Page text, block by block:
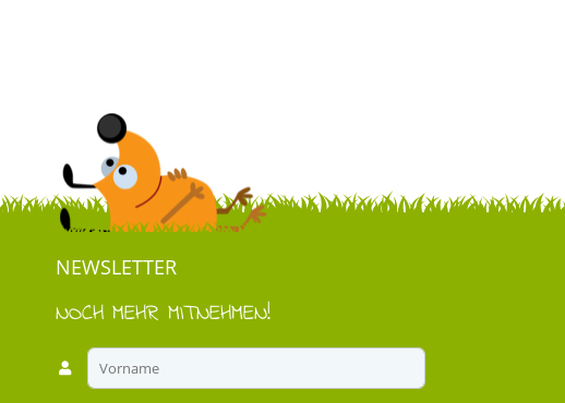
NEWSLETTER
NOCH MEHR MITNEHMEN!